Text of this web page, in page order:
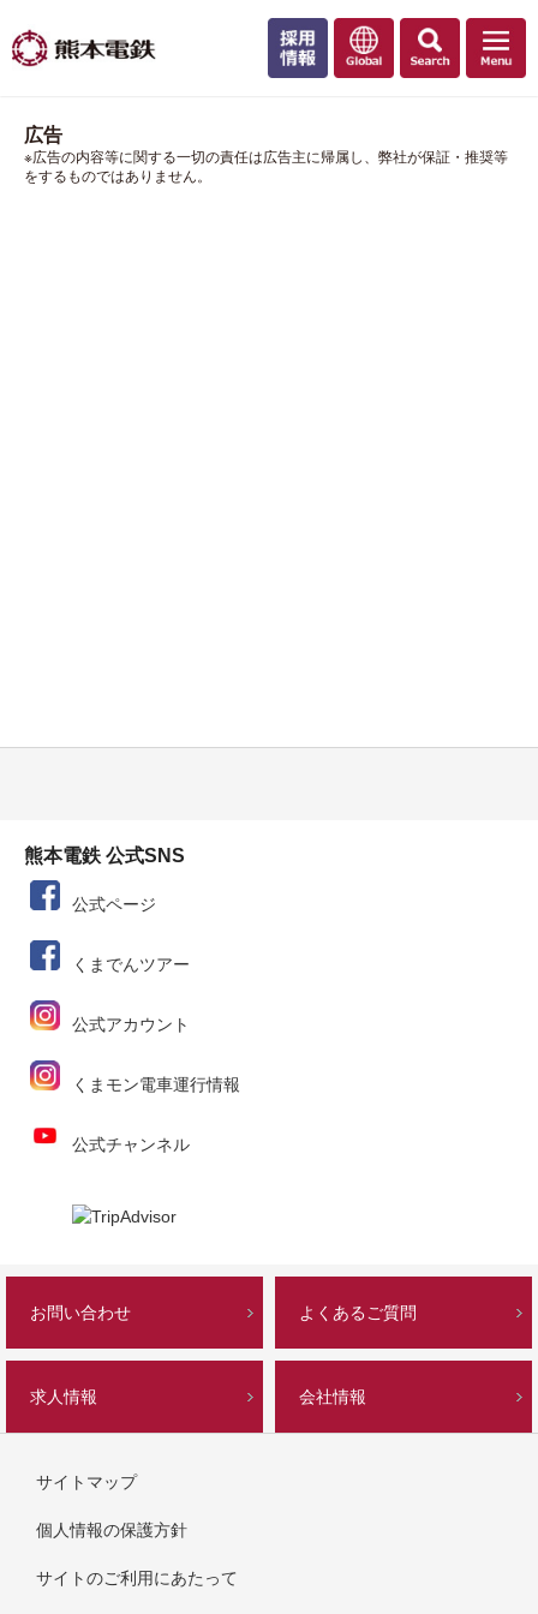
広告
※広告の内容等に関する一切の責任は広告主に帰属し、弊社が保証・推奨等
をするものではありません。
熊本電鉄 公式SNS
公式ページ
くまでんツアー
公式アカウント
くまモン電車運行情報
公式チャンネル
お問い合わせ よくあるご質問
求人情報 会社情報
サイトマップ
個人情報の保護方針
サイトのご利用にあたって